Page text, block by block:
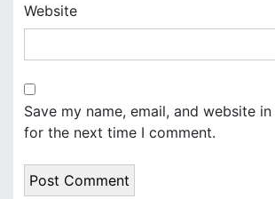
Website
Save my name, email, and website
for the next time I comment.